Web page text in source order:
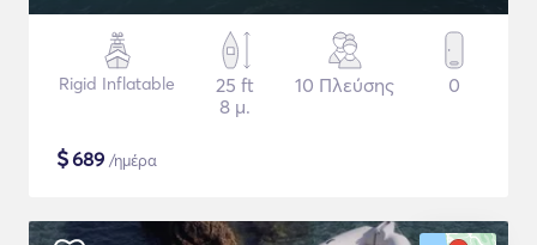
Rigid Inflatable
25 ft
8 μ.
10 Πλεύσης 0
$689 /ημέρα